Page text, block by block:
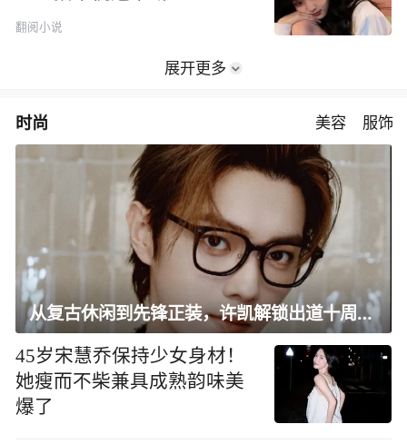
翻阅小说
展开更多
时尚 美容 服饰
从复古休闲到先锋正装，许凯解锁出道十周年大片
45岁宋慧乔保持少女身材！
她瘦而不柴兼具成熟韵味美
爆了